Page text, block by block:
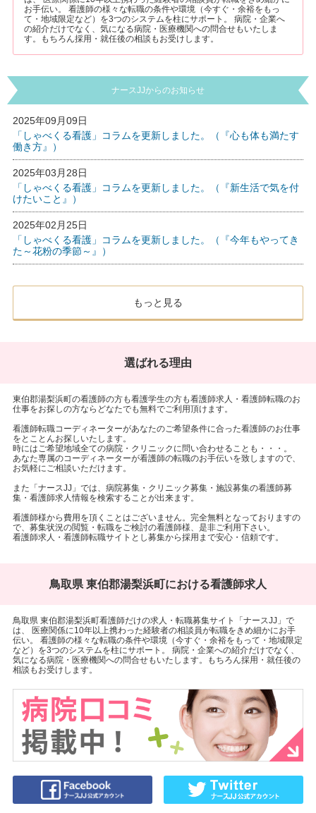
お手伝い。 看護師の様々な転職の条件や環境（今すぐ・余裕をもっ
て・地域限定など）を3つのシステムを柱にサポート。 病院・企業へ
の紹介だけでなく、気になる病院・医療機関への問合せもいたしま
す。もちろん採用・就任後の相談もお受けします。
ナースJJからのお知らせ
2025年09月09日
「しゃべくる看護」コラムを更新しました。（『心も体も満たす
働き方』）
2025年03月28日
「しゃべくる看護」コラムを更新しました。（『新生活で気を付
けたいこと』）
2025年02月25日
「しゃべくる看護」コラムを更新しました。（『今年もやってき
た～花粉の季節～』）
もっと見る
選ばれる理由
東伯郡湯梨浜町の看護師の方も看護学生の方も看護師求人・看護師転職のお
仕事をお探しの方ならどなたでも無料でご利用頂けます。
看護師転職コーディネーターがあなたのご希望条件に合った看護師のお仕事
をとことんお探しいたします。
時にはご希望地域全ての病院・クリニックに問い合わせることも・・・。
あなた専属のコーディネーターが看護師の転職のお手伝いを致しますので、
お気軽にご相談いただけます。
また「ナースJJ」では、病院募集・クリニック募集・施設募集の看護師募
集・看護師求人情報を検索することが出来ます。
看護師様から費用を頂くことはございません。完全無料となっておりますの
で、募集状況の閲覧・転職をご検討の看護師様、是非ご利用下さい。
看護師求人・看護師転職サイトとし募集から採用まで安心・信頼です。
鳥取県 東伯郡湯梨浜町における看護師求人
鳥取県 東伯郡湯梨浜町看護師だけの求人・転職募集サイト「ナースJJ」で
は、 医療関係に10年以上携わった経験者の相談員が転職をきめ細かにお手
伝い。 看護師の様々な転職の条件や環境（今すぐ・余裕をもって・地域限定
など）を3つのシステムを柱にサポート。 病院・企業への紹介だけでなく、
気になる病院・医療機関への問合せもいたします。もちろん採用・就任後の
相談もお受けします。